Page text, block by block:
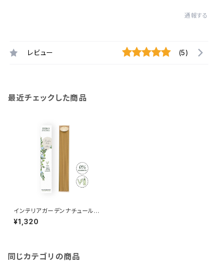
通報する
レビュー (5)
最近チェックした商品
インテリアガーデンナチュール
フレシュールリネン スティック
40本入
¥1,320
同じカテゴリの商品